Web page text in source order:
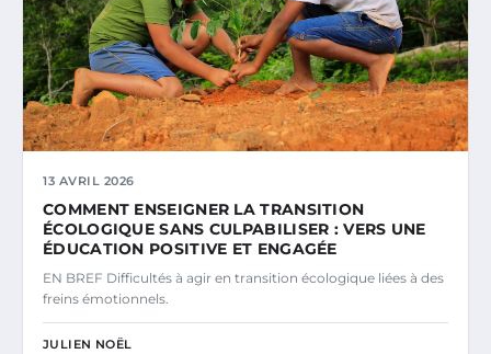
13 AVRIL 2026
COMMENT ENSEIGNER LA TRANSITION
ÉCOLOGIQUE SANS CULPABILISER : VERS UNE
ÉDUCATION POSITIVE ET ENGAGÉE
EN BREF Difficultés à agir en transition écologique liées à des
freins émotionnels.
JULIEN NOËL